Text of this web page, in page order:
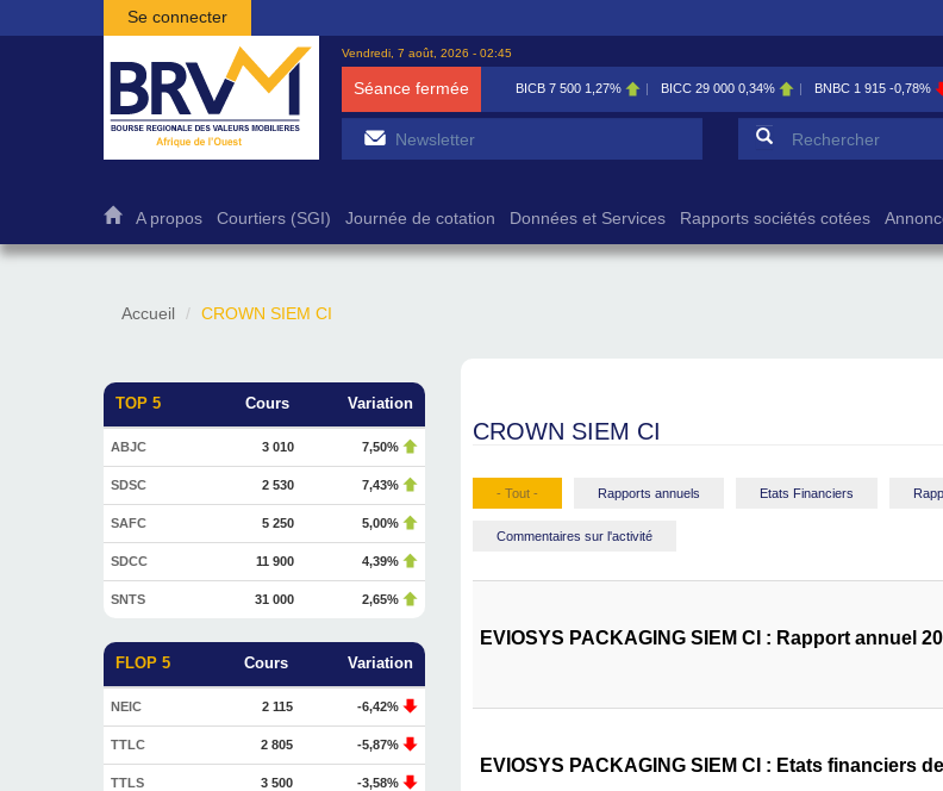
Aller au contenu principal
Se connecter
Vendredi, 7 août, 2026 - 02:45
Séance fermée 7 500 1,27% BICC 29 000 0,34% BNBC 1 915 -0,78%
Formulaire
A propos Courtiers (SGI) Journée de cotation Données et Services Rapports sociétés cotées
Accueil CROWN SIEM CI
TOP 5 Cours Variation
ABJC 3 010 7,50%
SDSC 2 530 7,43%
SAFC 5 250 5,00%
SDCC 11 900 4,39%
SNTS 31 000 2,65%
FLOP 5 Cours Variation
NEIC 2 115 -6,42%
TTLC 2 805 -5,87%
TTLS 3 500 -3,58%
CROWN SIEM CI
- Tout - Rapports annuels Etats Financiers
Commentaires sur l'activité
EVIOSYS PACKAGING SIEM CI : Rapport annuel
EVIOSYS PACKAGING SIEM CI : Etats financiers